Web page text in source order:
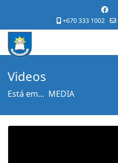
+670 333 1002
Videos
Está em... MEDIA